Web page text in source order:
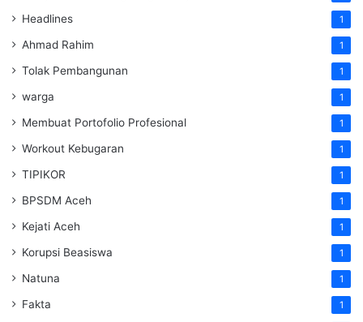
Headlines 1
Ahmad Rahim 1
Tolak Pembangunan 1
warga 1
Membuat Portofolio Profesional 1
Workout Kebugaran 1
TIPIKOR 1
BPSDM Aceh 1
Kejati Aceh 1
Korupsi Beasiswa 1
Natuna 1
Fakta 1